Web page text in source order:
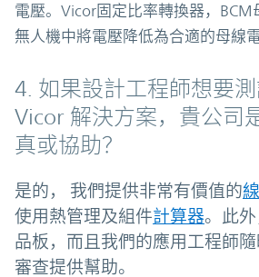
電壓。Vicor固定比率轉換器，
無人機中將電壓降低為合適的母線電
4. 如果設計工程師想要
Vicor 解決方案，貴公司
真或協助？
是的， 我們提供非常有價值的
使用熱管理及組件計算器。此
品板，而且我們的應用工程師
審查提供幫助。